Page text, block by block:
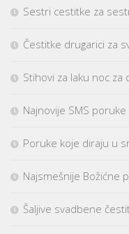
Sestri cestitke za
Čestitke drugarici za
Stihovi za laku noc za
Najnovije SMS
Poruke koje diraju u
Najsmešnije Božićne
Šaljive svadbene